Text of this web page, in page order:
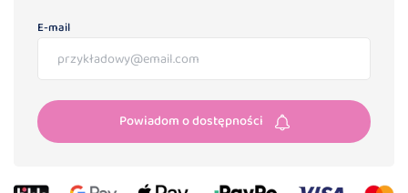
E-mail
Powiadom o dostępności